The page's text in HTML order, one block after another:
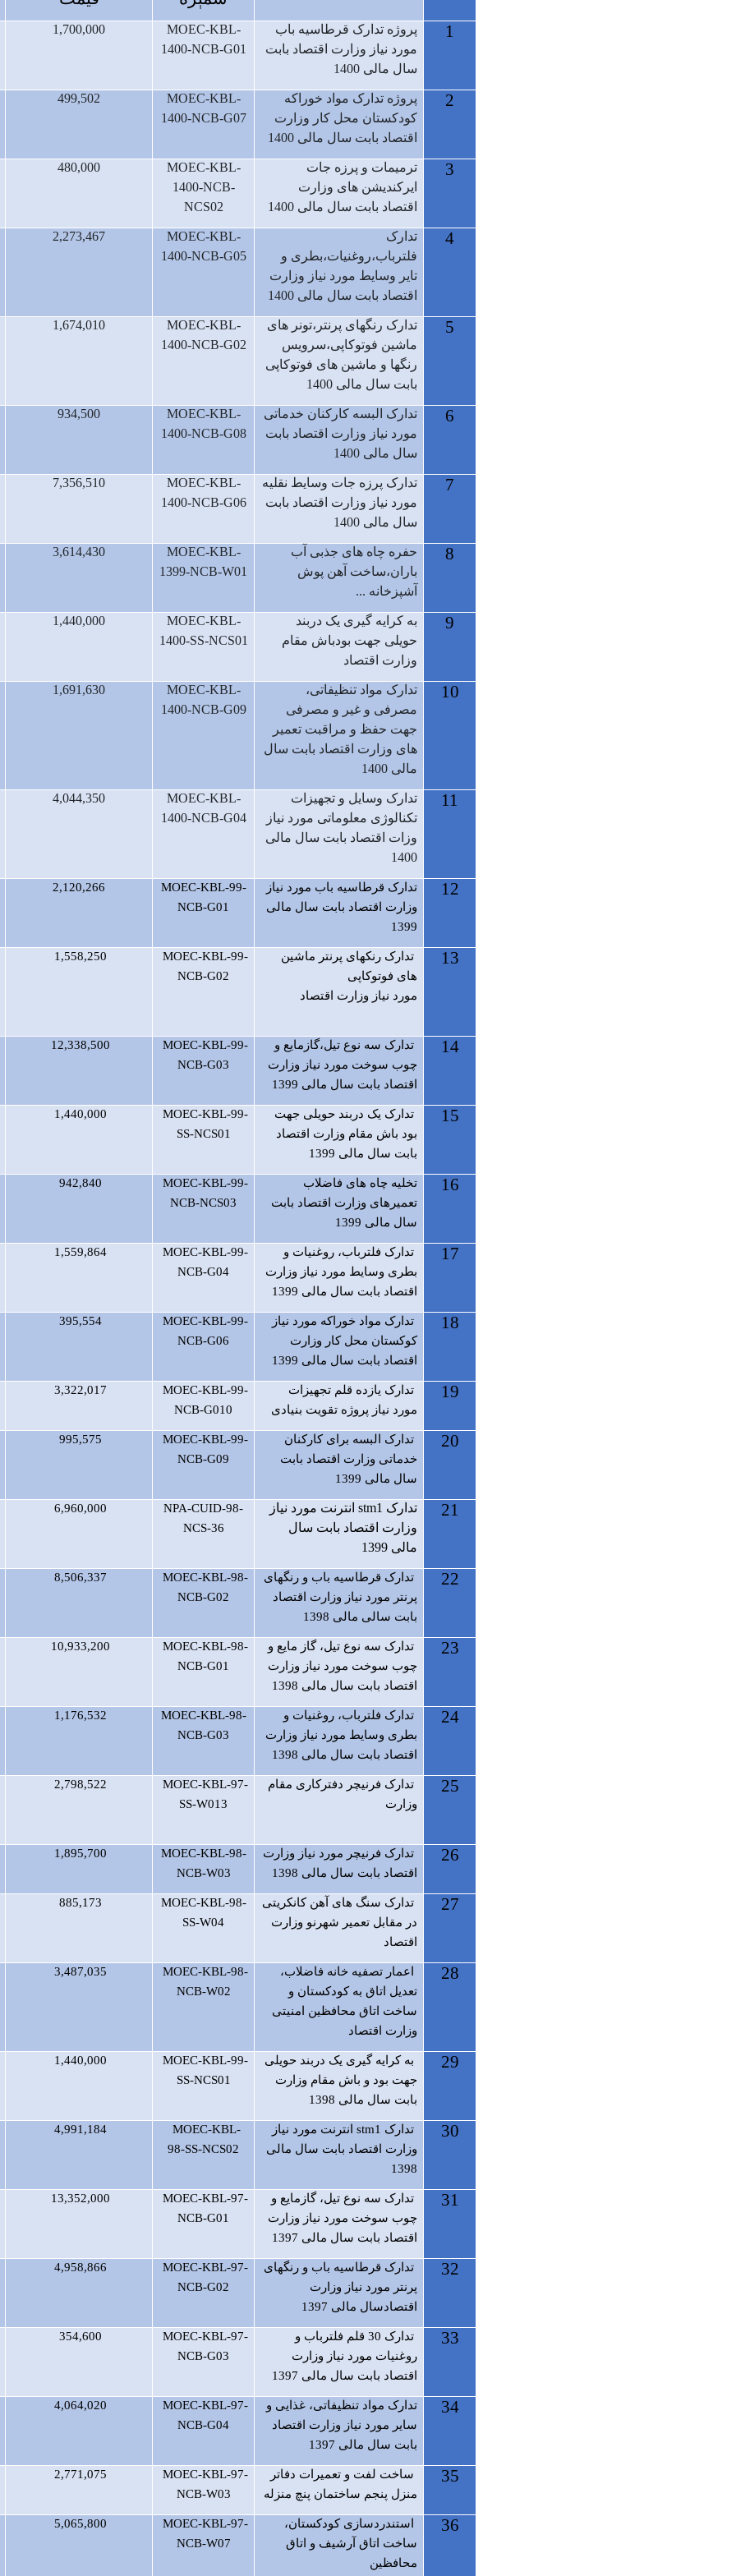
1
پروژه تدارک قرطاسیه باب
مورد نیاز وزارت اقتصاد بابت
سال مالی 1400
MOEC-KBL-
1400-NCB-G01
1,700,000
2
پروژه تدارک مواد خوراکه
کودکستان محل کار وزارت
اقتصاد بابت سال مالی 1400
MOEC-KBL-
1400-NCB-G07
499,502
3
ترمیمات و پرزه جات
ایرکندیشن های وزارت
اقتصاد بابت سال مالی 1400
MOEC-KBL-
1400-NCB-
NCS02
480,000
4
تدارک
فلترباب،روغنیات،بطری و
تایر وسایط مورد نیاز وزارت
اقتصاد بابت سال مالی 1400
MOEC-KBL-
1400-NCB-G05
2,273,467
5
تدارک رنگهای پرنتر،تونر های
ماشین فوتوکاپی،سرویس
رنگها و ماشین های فوتوکاپی
بابت سال مالی 1400
MOEC-KBL-
1400-NCB-G02
1,674,010
6
تدارک البسه کارکنان خدماتی
مورد نیاز وزارت اقتصاد بابت
سال مالی 1400
MOEC-KBL-
1400-NCB-G08
934,500
7
تدارک پرزه جات وسایط نقلیه
مورد نیاز وزارت اقتصاد بابت
سال مالی 1400
MOEC-KBL-
1400-NCB-G06
7,356,510
8
حفره چاه های جذبی آب
باران،ساخت آهن پوش
آشپزخانه ...
MOEC-KBL-
1399-NCB-W01
3,614,430
9
به کرایه گیری یک دربند
حویلی جهت بودباش مقام
وزارت اقتصاد
MOEC-KBL-
1400-SS-NCS01
1,440,000
10
تدارک مواد تنظیفاتی،
مصرفی و غیر و مصرفی
جهت حفظ و مراقبت تعمیر
های وزارت اقتصاد بابت سال
مالی 1400
MOEC-KBL-
1400-NCB-G09
1,691,630
11
تدارک وسایل و تجهیزات
تکنالوژی معلوماتی مورد نیاز
وزات اقتصاد بابت سال مالی
1400
MOEC-KBL-
1400-NCB-G04
4,044,350
12
تدارک قرطاسیه باب مورد نیاز
وزارت اقتصاد بابت سال مالی
1399
MOEC-KBL-99-
NCB-G01
2,120,266
13
تدارک رنکهای پرنتر ماشین
های فوتوکاپی
مورد نیاز وزارت اقتصاد
MOEC-KBL-99-
NCB-G02
1,558,250
14
تدارک سه نوع تیل،گازمایع و
چوب سوخت مورد نیاز وزارت
اقتصاد بابت سال مالی 1399
MOEC-KBL-99-
NCB-G03
12,338,500
15
تدارک یک دربند حویلی جهت
بود باش مقام وزارت اقتصاد
بابت سال مالی 1399
MOEC-KBL-99-
SS-NCS01
1,440,000
16
تخلیه چاه های فاضلاب
تعمیرهای وزارت اقتصاد بابت
سال مالی 1399
MOEC-KBL-99-
NCB-NCS03
942,840
17
تدارک فلترباب، روغنیات و
بطری وسایط مورد نیاز وزارت
اقتصاد بابت سال مالی 1399
MOEC-KBL-99-
NCB-G04
1,559,864
18
تدارک مواد خوراکه مورد نیاز
کوکستان محل کار وزارت
اقتصاد بابت سال مالی 1399
MOEC-KBL-99-
NCB-G06
395,554
19
تدارک یازده قلم تجهیزات
مورد نیاز پروژه تقویت بنیادی
MOEC-KBL-99-
NCB-G010
3,322,017
20
تدارک البسه برای کارکنان
خدماتی وزارت اقتصاد بابت
سال مالی 1399
MOEC-KBL-99-
NCB-G09
995,575
21 تدارک 1 stm انترنت مورد نیاز
وزارت اقتصاد بابت سال
مالی 1399
NPA-CUID-98-
NCS-36
6,960,000
22
تدارک قرطاسیه باب و رنگهای
پرنتر مورد نیاز وزارت اقتصاد
بابت سالی مالی 1398
MOEC-KBL-98-
NCB-G02
8,506,337
23
تدارک سه نوع تیل، گاز مایع و
چوب سوخت مورد نیاز وزارت
اقتصاد بابت سال مالی 1398
MOEC-KBL-98-
NCB-G01
10,933,200
24
تدارک فلترباب، روغنیات و
بطری وسایط مورد نیاز وزارت
اقتصاد بابت سال مالی 1398
MOEC-KBL-98-
NCB-G03
1,176,532
25
تدارک فرنیچر دفترکاری مقام
وزارت
MOEC-KBL-97-
SS-W013
2,798,522
26
تدارک فرنیچر مورد نیاز وزارت
اقتصاد بابت سال مالی 1398
MOEC-KBL-98-
NCB-W03
1,895,700
27
تدارک سنگ های آهن کانکریتی
در مقابل تعمیر شهرنو وزارت
اقتصاد
MOEC-KBL-98-
SS-W04
885,173
28
اعمار تصفیه خانه فاضلاب،
تعدیل اتاق به کودکستان و
ساخت اتاق محافظین امنیتی
وزارت اقتصاد
MOEC-KBL-98-
NCB-W02
3,487,035
29
به کرایه گیری یک دربند حویلی
جهت بود و باش مقام وزارت
بابت سال مالی 1398
MOEC-KBL-99-
SS-NCS01
1,440,000
30 تدارک 1 stm انترنت مورد نیاز
وزارت اقتصاد بابت سال مالی
1398
MOEC-KBL-
98-SS-NCS02
4,991,184
31
تدارک سه نوع تیل، گازمایع و
چوب سوخت مورد نیاز وزارت
اقتصاد بابت سال مالی 1397
MOEC-KBL-97-
NCB-G01
13,352,000
32
تدارک قرطاسیه باب و رنگهای
پرنتر مورد نیاز وزارت
اقتصادسال مالی 1397
MOEC-KBL-97-
NCB-G02
4,958,866
33
تدارک 30 قلم فلترباب و
روغنیات مورد نیاز وزارت
اقتصاد بابت سال مالی 1397
MOEC-KBL-97-
NCB-G03
354,600
34
تدارک مواد تنظیفاتی، غذایی و
سایر مورد نیاز وزارت اقتصاد
بابت سال مالی 1397
MOEC-KBL-97-
NCB-G04
4,064,020
35
ساخت لفت و تعمیرات دفاتر
منزل پنجم ساختمان پنچ منزله
MOEC-KBL-97-
NCB-W03
2,771,075
36
استندردسازی کودکستان،
ساخت اتاق آرشیف و اتاق
محافظین
MOEC-KBL-97-
NCB-W07
5,065,800